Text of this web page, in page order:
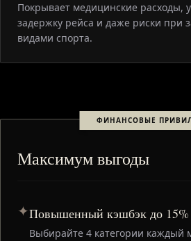
Покрывает медицинские расходы,
задержку рейса и даже риски при
видами спорта.
ФИНАНСОВЫЕ
Максимум выгоды
✦Повышенный кэшбэк до 15%
Выбирайте 4 категории каждый